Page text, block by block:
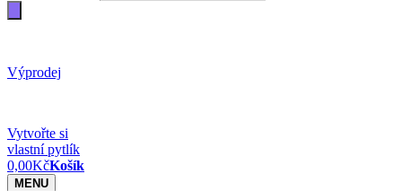
Výprodej
Vytvořte si
vlastní pytlík
0,00KčKošík
MENU